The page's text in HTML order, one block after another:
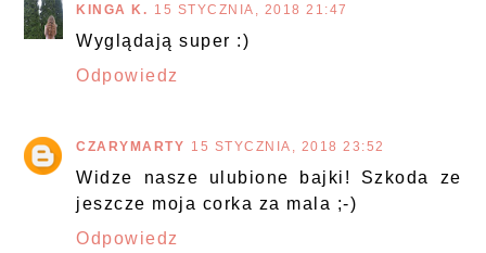
KINGA K. 15 STYCZNIA, 2018 21:47
Wyglądają super :)
Odpowiedz
CZARYMARTY 15 STYCZNIA, 2018 23:52
Widze nasze ulubione bajki! Szkoda ze
jeszcze moja corka za mala ;-)
Odpowiedz